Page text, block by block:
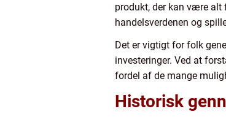
produkt, der kan være alt
handelsverdenen og
Det er vigtigt for folk
investeringer. Ved at
fordel af de mange
Historisk